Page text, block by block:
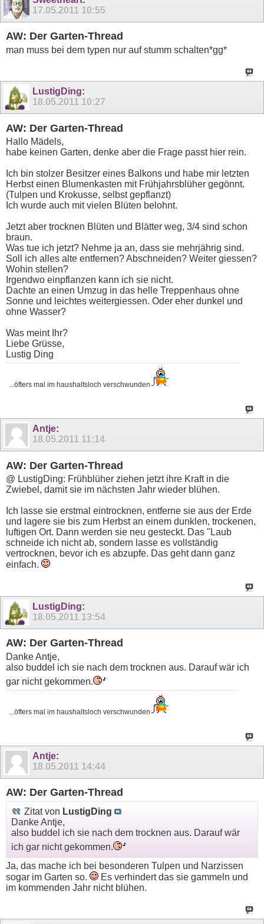
17.05.2011 10:55
AW: Der Garten-Thread
man muss bei dem typen nur auf stumm schalten*gg*
LustigDing:
18.05.2011 10:27
AW: Der Garten-Thread
Hallo Mädels,
habe keinen Garten, denke aber die Frage passt hier rein.
Ich bin stolzer Besitzer eines Balkons und habe mir letzten
Herbst einen Blumenkasten mit Frühjahrsblüher gegönnt.
(Tulpen und Krokusse, selbst gepflanzt)
Ich wurde auch mit vielen Blüten belohnt.
Jetzt aber trocknen Blüten und Blätter weg, 3/4 sind schon
braun.
Was tue ich jetzt? Nehme ja an, dass sie mehrjährig sind.
Soll ich alles alte entfernen? Abschneiden? Weiter giessen?
Wohin stellen?
Irgendwo einpflanzen kann ich sie nicht.
Dachte an einen Umzug in das helle Treppenhaus ohne
Sonne und leichtes weitergiessen. Oder eher dunkel und
ohne Wasser?
Was meint Ihr?
Liebe Grüsse,
Lustig Ding
...öfters mal im haushaltsloch verschwunden
Antje:
18.05.2011 11:14
AW: Der Garten-Thread
@ LustigDing: Frühblüher ziehen jetzt ihre Kraft in die
Zwiebel, damit sie im nächsten Jahr wieder blühen.
Ich lasse sie erstmal eintrocknen, entferne sie aus der Erde
und lagere sie bis zum Herbst an einem dunklen, trockenen,
luftigen Ort. Dann werden sie neu gesteckt. Das "Laub
schneide ich nicht ab, sondern lasse es vollständig
vertrocknen, bevor ich es abzupfe. Das geht dann ganz
einfach.
LustigDing:
18.05.2011 13:54
AW: Der Garten-Thread
Danke Antje,
also buddel ich sie nach dem trocknen aus. Darauf wär ich
gar nicht gekommen.
...öfters mal im haushaltsloch verschwunden
Antje:
18.05.2011 14:44
AW: Der Garten-Thread
Zitat von LustigDing
Danke Antje,
also buddel ich sie nach dem trocknen aus. Darauf wär
ich gar nicht gekommen.
Ja, das mache ich bei besonderen Tulpen und Narzissen
sogar im Garten so.
Es verhindert das sie gammeln und
im kommenden Jahr nicht blühen.